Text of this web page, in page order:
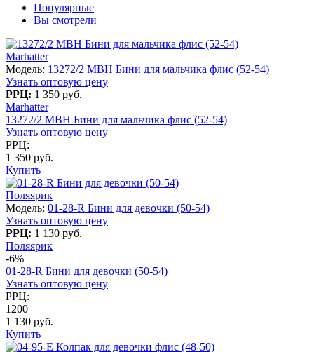
Популярные
Вы смотрели
Marhatter
Модель: 13272/2 MBH Бини для мальчика флис (52-54)
Узнать оптовую цену
РРЦ: 1 350 руб.
Marhatter
13272/2 MBH Бини для мальчика флис (52-54)
Узнать оптовую цену
РРЦ:
1 350 руб.
Купить
Поляярик
Модель: 01-28-R Бини для девочки (50-54)
Узнать оптовую цену
РРЦ: 1 130 руб.
Поляярик
-6%
01-28-R Бини для девочки (50-54)
Узнать оптовую цену
РРЦ:
1200
1 130 руб.
Купить